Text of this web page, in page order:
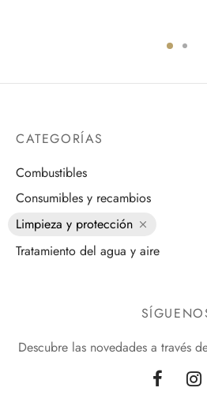
CATEGORÍAS
Combustibles
Consumibles y recambios
Limpieza y protección
Tratamiento del agua y aire
Descubre las novedades a través